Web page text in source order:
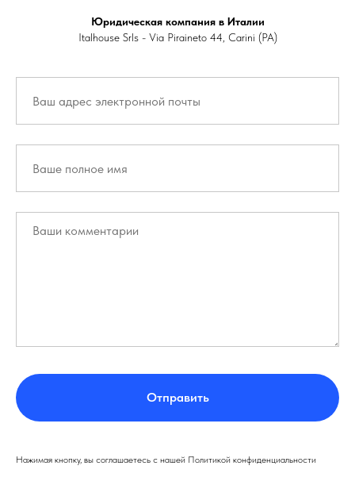
Юридическая компания в Италии
Italhouse Srls - Via Piraineto 44, Carini (PA)
Отправить
Нажимая кнопку, вы соглашаетесь с нашей Политикой конфиденциальности